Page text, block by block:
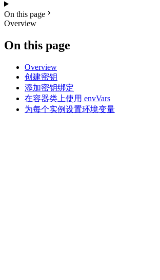
On this page
Overview
On this page
Overview
创建密钥
添加密钥绑定
在容器类上使用 envVars
为每个实例设置环境变量